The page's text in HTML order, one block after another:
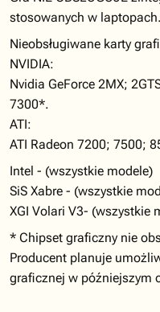
stosowanych w laptopach.
Nieobsługiwane karty
NVIDIA:
Nvidia GeForce 2MX;
7300*.
ATI:
ATI Radeon 7200; 7500;
Intel - (wszystkie modele)
SiS Xabre - (wszystkie
XGI Volari V3- (wszystkie
* Chipset graficzny nie
Producent planuje
graficznej w późniejszym